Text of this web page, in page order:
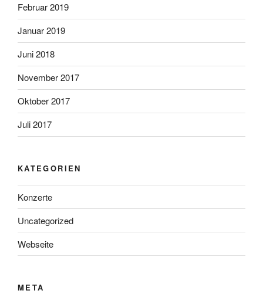
Februar 2019
Januar 2019
Juni 2018
November 2017
Oktober 2017
Juli 2017
KATEGORIEN
Konzerte
Uncategorized
Webseite
META